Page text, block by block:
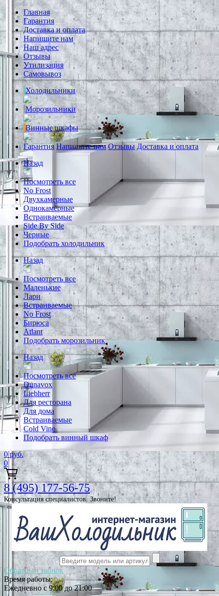
Главная
Гарантия
Доставка и оплата
Напишите нам
Наш адрес
Отзывы
Утилизация
Самовывоз
Холодильники
Морозильники
Винные шкафы
Гарантия Напишите нам Отзывы Доставка и оплата
Назад
Посмотреть все
No Frost
Двухкамерные
Однокамерные
Встраиваемые
Side By Side
Черные
Подобрать холодильник
Назад
Посмотреть все
Маленькие
Лари
Встраиваемые
No Frost
Бирюса
Atlant
Подобрать морозильник
Назад
Посмотреть все
Dunavox
Liebherr
Для ресторана
Для дома
Встраиваемые
Cold Vine
Подобрать винный шкаф
0 руб.
0
8 (495) 177-56-75
Консультация специалистов. Звоните!
Обратный звонок
Время работы:
Ежедневно с 9:00 до 21:00